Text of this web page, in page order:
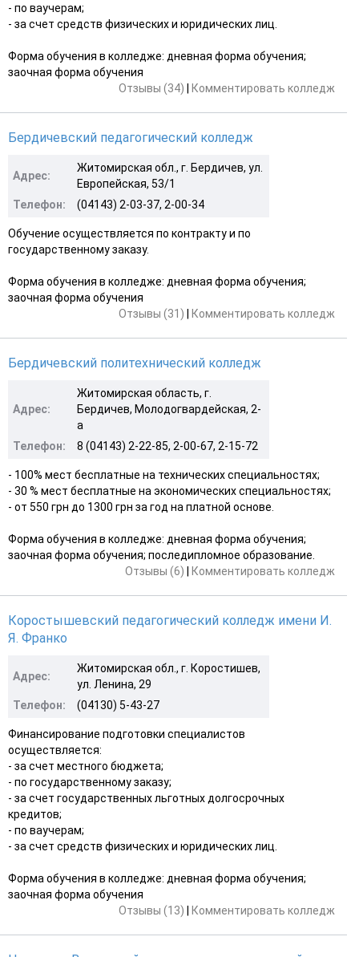
- по ваучерам;
- за счет средств физических и юридических лиц.
Форма обучения в колледже: дневная форма обучения;
заочная форма обучения
Отзывы (34)
Комментировать колледж
Бердичевский педагогический колледж
Адрес:
Житомирская обл., г. Бердичев, ул.
Европейская, 53/1
Телефон:
(04143) 2-03-37, 2-00-34
Обучение осуществляется по контракту и по
государственному заказу.
Форма обучения в колледже: дневная форма обучения;
заочная форма обучения
Отзывы (31)
Комментировать колледж
Бердичевский политехнический колледж
Адрес:
Житомирская область, г.
Бердичев, Молодогвардейская, 2-
а
Телефон:
8 (04143) 2-22-85, 2-00-67, 2-15-72
- 100% мест бесплатные на технических специальностях;
- 30 % мест бесплатные на экономических специальностях;
- от 550 грн до 1300 грн за год на платной основе.
Форма обучения в колледже: дневная форма обучения;
заочная форма обучения; последипломное образование.
Отзывы (6)
Комментировать колледж
Коростышевский педагогический колледж имени И.
Я. Франко
Адрес:
Житомирская обл., г. Коростишев,
ул. Ленина, 29
Телефон:
(04130) 5-43-27
Финансирование подготовки специалистов
осуществляется:
- за счет местного бюджета;
- по государственному заказу;
- за счет государственных льготных долгосрочных
кредитов;
- по ваучерам;
- за счет средств физических и юридических лиц.
Форма обучения в колледже: дневная форма обучения;
заочная форма обучения
Отзывы (13)
Комментировать колледж